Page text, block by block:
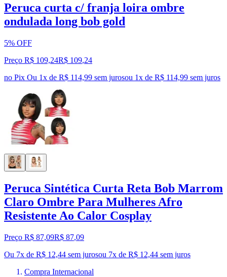
Peruca curta c/ franja loira ombre
ondulada long bob gold
5% OFF
Preço R$ 109,24R$ 109,24
no Pix Ou 1x de R$ 114,99 sem jurosou 1x de R$ 114,99 sem juros
Peruca Sintética Curta Reta Bob Marrom
Claro Ombre Para Mulheres Afro
Resistente Ao Calor Cosplay
Preço R$ 87,09R$ 87,09
Ou 7x de R$ 12,44 sem jurosou 7x de R$ 12,44 sem juros
Compra Internacional